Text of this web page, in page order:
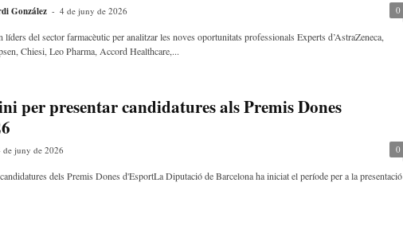
González - 4 de juny de 2026 0
del sector farmacèutic per analitzar les noves oportunitats professionals Experts d’AstraZeneca,
Chiesi, Leo Pharma, Accord Healthcare,...
per presentar candidatures als Premis Dones
de juny de 2026 0
dels Premis Dones d'EsportLa Diputació de Barcelona ha iniciat el període per a la presentació